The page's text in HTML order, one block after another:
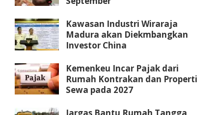
Kawasan Industri Wiraraja
Madura akan Diekmbangkan
Investor China
Kemenkeu Incar Pajak dari
Rumah Kontrakan dan Properti
Sewa pada 2027
Jargas Bantu Rumah Tangga